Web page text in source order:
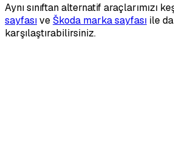
Aynı sınıftan alternatif araçlarımızı
sayfasıve Škoda marka sayfası ile
karşılaştırabilirsiniz.